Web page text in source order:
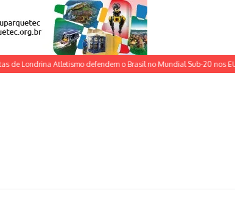
Atletismo defendem o Brasil no Mundial Sub-20 nos EUA